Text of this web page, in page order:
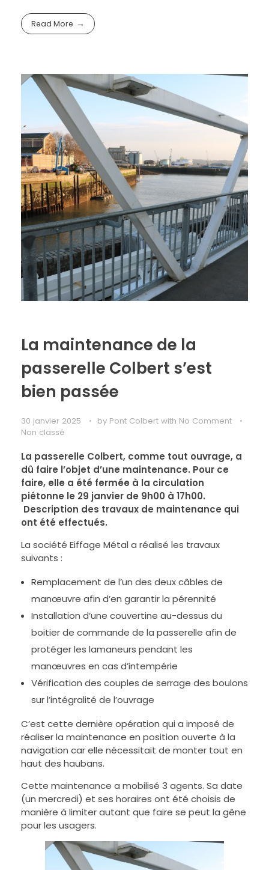
Read More
La maintenance de la
passerelle Colbert s’est
bien passée
30 janvier 2025 by Pont Colbert with No Comment
Non classé
La passerelle Colbert, comme tout ouvrage, a
dû faire l’objet d’une maintenance. Pour ce
faire, elle a été fermée à la circulation
piétonne le 29 janvier de 9h00 à 17h00.
Description des travaux de maintenance qui
ont été effectués.
La société Eiffage Métal a réalisé les travaux
suivants :
Remplacement de l’un des deux câbles de
manœuvre afin d’en garantir la pérennité
Installation d’une couvertine au-dessus du
boitier de commande de la passerelle afin de
protéger les lamaneurs pendant les
manœuvres en cas d’intempérie
Vérification des couples de serrage des boulons
sur l’intégralité de l’ouvrage
C’est cette dernière opération qui a imposé de
réaliser la maintenance en position ouverte à la
navigation car elle nécessitait de monter tout en
haut des haubans.
Cette maintenance a mobilisé 3 agents. Sa date
(un mercredi) et ses horaires ont été choisis de
manière à limiter autant que faire se peut la gêne
pour les usagers.